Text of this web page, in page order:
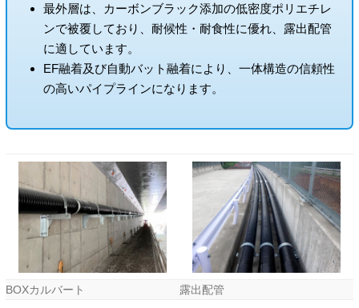
最外層は、カーボンブラック添加の低密度ポリエチレ
ンで被覆しており、耐候性・耐食性に優れ、露出配管
に適しています。
EF融着及び自動バット融着により、一体構造の信頼性
の高いパイプラインになります。
BOXカルバート 露出配管